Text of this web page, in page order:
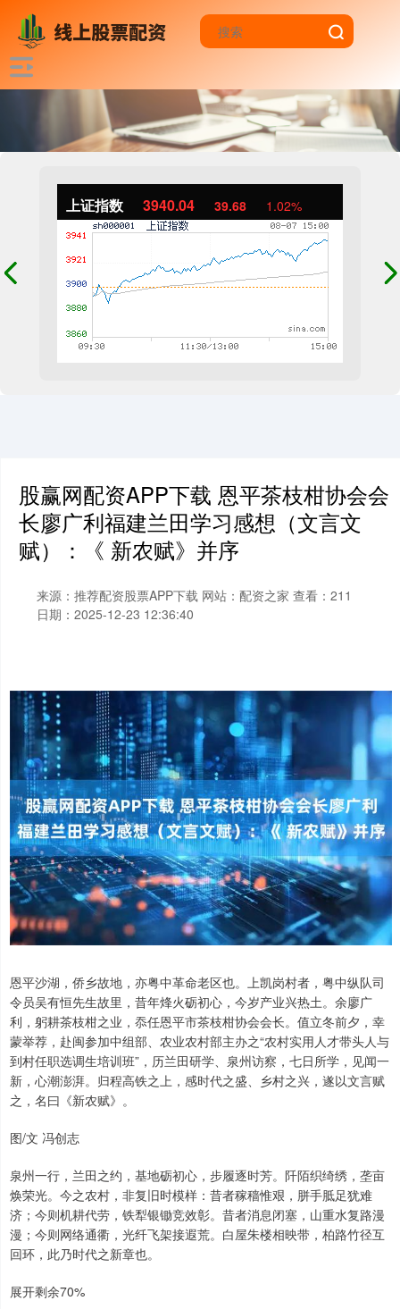
上证指数 3940.04 39.68 1.02%
股赢网配资APP下载 恩平茶枝柑协会会
长廖广利福建兰田学习感想（文言文
赋）：《 新农赋》并序
来源：推荐配资股票APP下载 网站：配资之家 查看：211
日期：2025-12-23 12:36:40
恩平沙湖，侨乡故地，亦粤中革命老区也。上凯岗村者，粤中纵队司
令员吴有恒先生故里，昔年烽火砺初心，今岁产业兴热土。余廖广
利，躬耕茶枝柑之业，忝任恩平市茶枝柑协会会长。值立冬前夕，幸
蒙举荐，赴闽参加中组部、农业农村部主办之“农村实用人才带头人与
到村任职选调生培训班”，历兰田研学、泉州访察，七日所学，见闻一
新，心潮澎湃。归程高铁之上，感时代之盛、乡村之兴，遂以文言赋
之，名曰《新农赋》。
图/文 冯创志
泉州一行，兰田之约，基地砺初心，步履逐时芳。阡陌织绮绣，垄亩
焕荣光。今之农村，非复旧时模样：昔者稼穑惟艰，胼手胝足犹难
济；今则机耕代劳，铁犁银锄竞效彰。昔者消息闭塞，山重水复路漫
漫；今则网络通衢，光纤飞架接遐荒。白屋朱楼相映带，柏路竹径互
回环，此乃时代之新章也。
展开剩余70%